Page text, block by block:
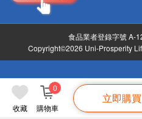
收藏 購物車
0
立即購買
食品業者登錄字號 A-
Copyright©2026 Uni-Prosperity